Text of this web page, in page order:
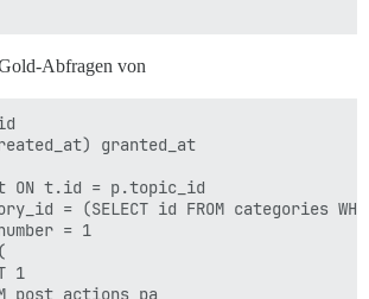
Abfragen von
granted_at
ON t.id = p.topic_id
= (SELECT id FROM categories
= 1
1
post_actions pa